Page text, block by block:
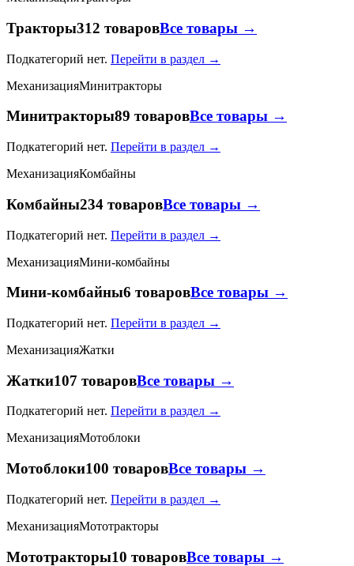
Тракторы312 товаровВсе товары →
Подкатегорий нет. Перейти в раздел →
МеханизацияМинитракторы
Минитракторы89 товаровВсе товары →
Подкатегорий нет. Перейти в раздел →
МеханизацияКомбайны
Комбайны234 товаровВсе товары →
Подкатегорий нет. Перейти в раздел →
МеханизацияМини-комбайны
Мини-комбайны6 товаровВсе товары →
Подкатегорий нет. Перейти в раздел →
МеханизацияЖатки
Жатки107 товаровВсе товары →
Подкатегорий нет. Перейти в раздел →
МеханизацияМотоблоки
Мотоблоки100 товаровВсе товары →
Подкатегорий нет. Перейти в раздел →
МеханизацияМототракторы
Мототракторы10 товаровВсе товары →